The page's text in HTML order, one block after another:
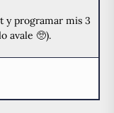
y programar mis 3
avale 🥺).